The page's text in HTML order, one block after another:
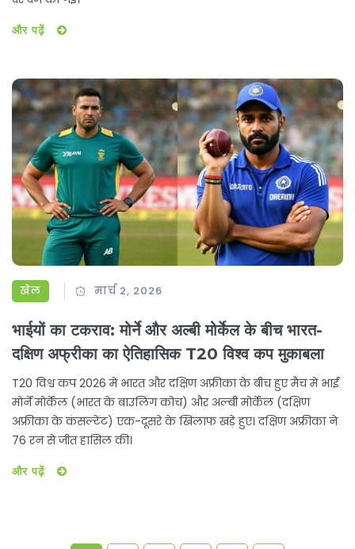
और पढ़ें
खेल मार्च 2, 2026
भाईयों का टकराव: मोर्ने और अल्बी मोर्केल के बीच भारत-
दक्षिण अफ्रीका का ऐतिहासिक T20 विश्व कप मुकाबला
T20 विश्व कप 2026 में भारत और दक्षिण अफ्रीका के बीच हुए मैच में भाई
मोर्ने मोर्केल (भारत के बाउलिंग कोच) और अल्बी मोर्केल (दक्षिण
अफ्रीका के कंसल्टेंट) एक-दूसरे के खिलाफ खड़े हुए। दक्षिण अफ्रीका ने
76 रन से जीत हासिल की।
और पढ़ें